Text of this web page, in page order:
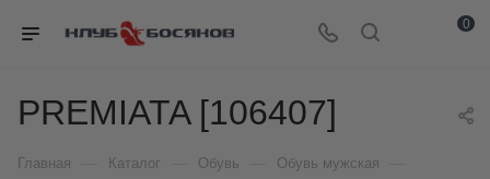
0
PREMIATA [106407]
Главная Каталог Обувь Обувь мужская